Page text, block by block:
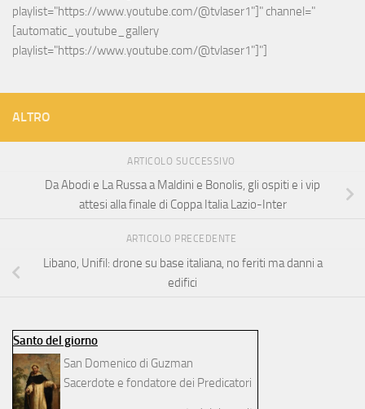
playlist="https://www.youtube.com/@tvlaser1"]" channel="
[automatic_youtube_gallery
playlist="https://www.youtube.com/@tvlaser1"]"]
ALTRO
ARTICOLO SUCCESSIVO
Da Abodi e La Russa a Maldini e Bonolis, gli ospiti e i vip
attesi alla finale di Coppa Italia Lazio-Inter
ARTICOLO PRECEDENTE
Libano, Unifil: drone su base italiana, no feriti ma danni a
edifici
Santo del giorno
San Domenico di Guzman
Sacerdote e fondatore dei Predicatori